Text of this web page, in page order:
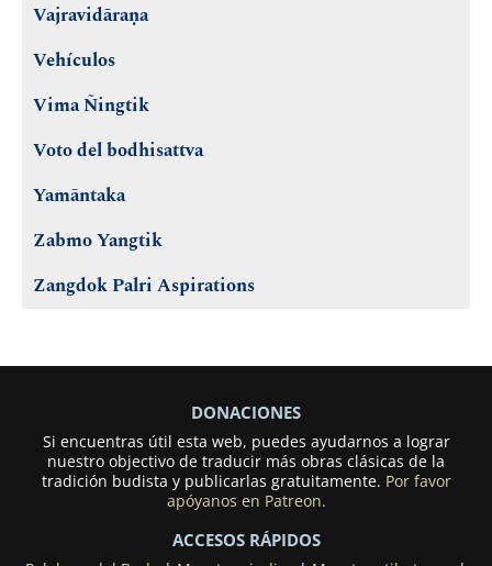
Vajravidāraṇa
Vehículos
Vima Ñingtik
Voto del bodhisattva
Yamāntaka
Zabmo Yangtik
Zangdok Palri Aspirations
DONACIONES
Si encuentras útil esta web, puedes ayudarnos a lograr
nuestro objectivo de traducir más obras clásicas de la
tradición budista y publicarlas gratuitamente. Por favor
apóyanos en Patreon.
ACCESOS RÁPIDOS